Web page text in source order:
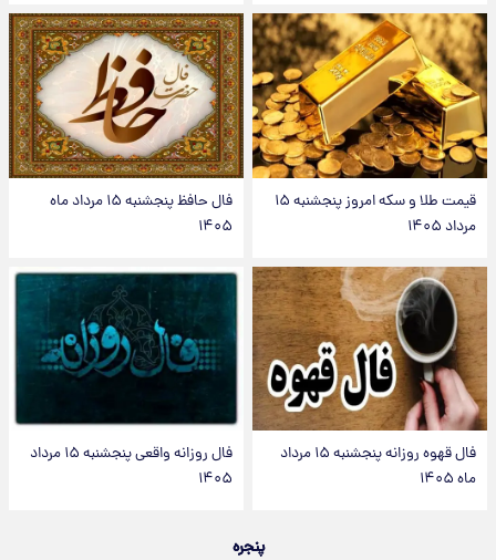
قیمت طلا و سکه امروز پنجشنبه ۱۵
مرداد ۱۴۰۵
فال حافظ پنجشنبه ۱۵ مرداد ماه
۱۴۰۵
فال قهوه روزانه پنجشنبه ۱۵ مرداد
ماه ۱۴۰۵
فال روزانه واقعی پنجشنبه ۱۵ مرداد
۱۴۰۵
پنجره